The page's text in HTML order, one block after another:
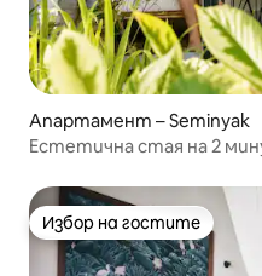
Апартамент – Seminyak
Естетична стая на 2
Избор на гостите
Избор на гостите